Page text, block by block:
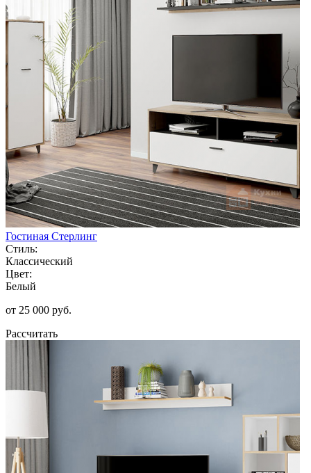
Гостиная Стерлинг
Стиль:
Классический
Цвет:
Белый
от 25 000 руб.
Рассчитать